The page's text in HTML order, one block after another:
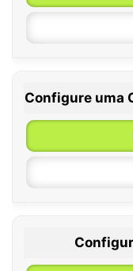
Configure uma